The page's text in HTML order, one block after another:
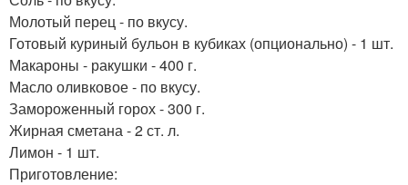
Молотый перец - по вкусу.
Готовый куриный бульон в кубиках (опционально) - 1 шт.
Макароны - ракушки - 400 г.
Масло оливковое - по вкусу.
Замороженный горох - 300 г.
Жирная сметана - 2 ст. л.
Лимон - 1 шт.
Приготовление: